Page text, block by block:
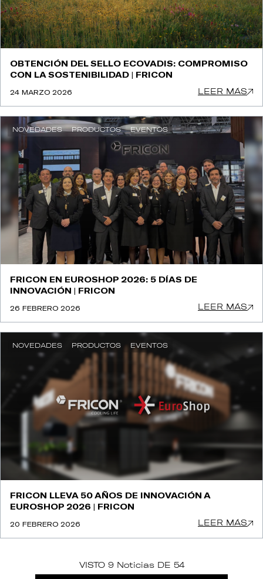
OBTENCIÓN DEL SELLO ECOVADIS: COMPROMISO
CON LA SOSTENIBILIDAD | FRICON
24 MARZO 2026 LEER MÁS
NOVEDADES PRODUCTOS EVENTOS
FRICON EN EUROSHOP 2026: 5 DÍAS DE
INNOVACIÓN | FRICON
26 FEBRERO 2026 LEER MÁS
NOVEDADES PRODUCTOS EVENTOS
FRICON LLEVA 50 AÑOS DE INNOVACIÓN A
EUROSHOP 2026 | FRICON
20 FEBRERO 2026 LEER MÁS
VISTO 9 Noticias DE 54